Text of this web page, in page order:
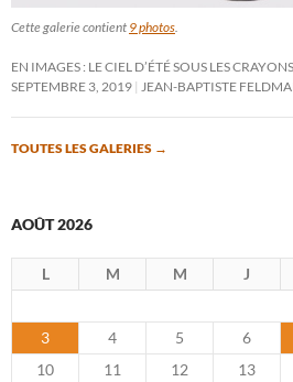
Cette galerie contient 9 photos
EN IMAGES : LE CIEL D’ÉTÉ SOUS LES
SEPTEMBRE 3, 2019
JEAN-BAPTISTE
TOUTES LES GALERIES →
AOÛT 2026
L M M J
3
4 5 6
10
11 12 13